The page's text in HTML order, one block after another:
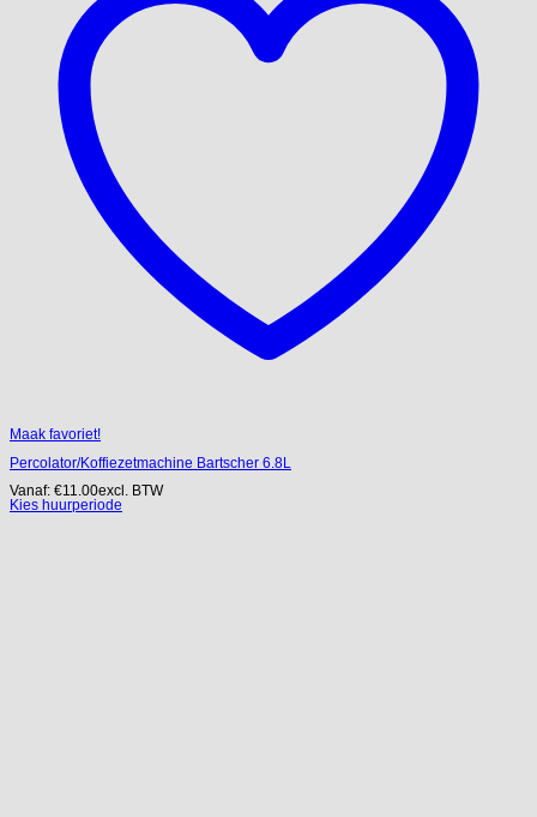
Maak favoriet!
Percolator/Koffiezetmachine Bartscher 6.8L
Vanaf: €11.00excl. BTW
Kies huurperiode